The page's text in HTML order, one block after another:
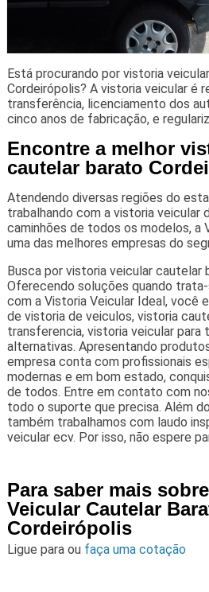
Está procurando por vistoria
Cordeirópolis? A vistoria veicular é
transferência, licenciamento dos
cinco anos de fabricação, e
Encontre a melhor
cautelar barato
Atendendo diversas regiões do
trabalhando com a vistoria veicular
caminhões de todos os modelos, a
uma das melhores empresas do
Busca por vistoria veicular cautelar
Oferecendo soluções quando
com a Vistoria Veicular Ideal, você
de vistoria de veiculos, vistoria
transferencia, vistoria veicular para
alternativas. Apresentando
empresa conta com profissionais
modernas e em bom estado,
de todos. Entre em contato com
todo o suporte que precisa. Além
também trabalhamos com laudo
veicular ecv. Por isso, não espere
Para saber mais
Veicular Cautelar
Cordeirópolis
Ligue para ou faça uma cotação